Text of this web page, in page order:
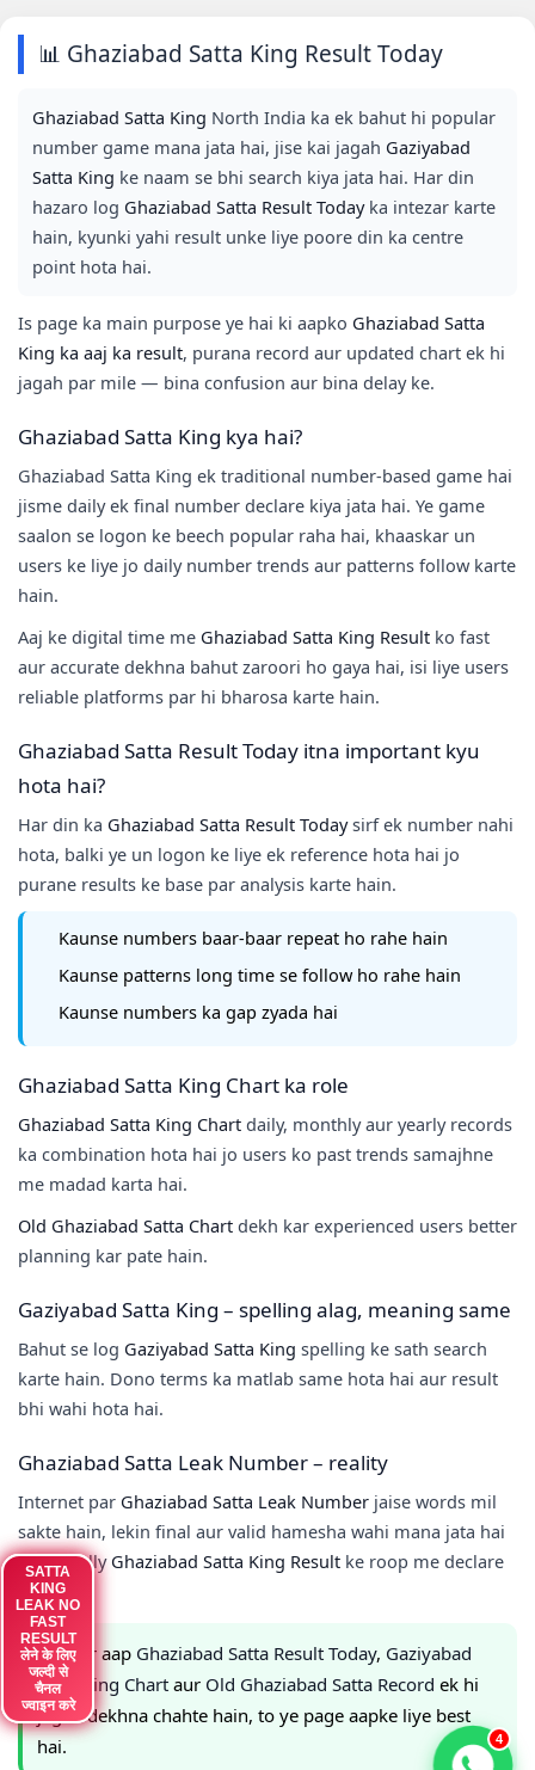
SATTA
KING
LEAK NO
FAST
RESULT
लेने के लिए
जल्दी से
चैनल
ज्वाइन करे
SATTA
KING
LEAK NO
FAST
RESULT
लेने के लिए
जल्दी से
चैनल
ज्वाइन करे
4
📊 Ghaziabad Satta King Result Today
Ghaziabad Satta King North India ka ek bahut hi popular
number game mana jata hai, jise kai jagah Gaziyabad
Satta King ke naam se bhi search kiya jata hai. Har din
hazaro log Ghaziabad Satta Result Todayka intezar karte
hain, kyunki yahi result unke liye poore din ka centre
point hota hai.
Is page ka main purpose ye hai ki aapko Ghaziabad Satta
King ka aaj ka result, purana record aur updated chart ek hi
jagah par mile — bina confusion aur bina delay ke.
Ghaziabad Satta King kya hai?
Ghaziabad Satta King ek traditional number-based game hai
jisme daily ek final number declare kiya jata hai. Ye game
saalon se logon ke beech popular raha hai, khaaskar un
users ke liye jo daily number trends aur patterns follow karte
hain.
Aaj ke digital time me Ghaziabad Satta King Result ko fast
aur accurate dekhna bahut zaroori ho gaya hai, isi liye users
reliable platforms par hi bharosa karte hain.
Ghaziabad Satta Result Today itna important kyu
hota hai?
Har din ka Ghaziabad Satta Result Todaysirf ek number nahi
hota, balki ye un logon ke liye ek reference hota hai jo
purane results ke base par analysis karte hain.
Kaunse numbers baar-baar repeat ho rahe hain
Kaunse patterns long time se follow ho rahe hain
Kaunse numbers ka gap zyada hai
Ghaziabad Satta King Chart ka role
Ghaziabad Satta King Chart daily, monthly aur yearly records
ka combination hota hai jo users ko past trends samajhne
me madad karta hai.
Old Ghaziabad Satta Chart dekh kar experienced users better
planning kar pate hain.
Gaziyabad Satta King – spelling alag, meaning same
Bahut se log Gaziyabad Satta King spelling ke sath search
karte hain. Dono terms ka matlab same hota hai aur result
bhi wahi hota hai.
Ghaziabad Satta Leak Number – reality
Internet par Ghaziabad Satta Leak Number jaise words mil
sakte hain, lekin final aur valid hamesha wahi mana jata hai
jo officially Ghaziabad Satta King Result ke roop me declare
hota hai.
✅ Agar aap Ghaziabad Satta Result Today, Gaziyabad
Satta King Chart aur Old Ghaziabad Satta Record ek hi
jagah dekhna chahte hain, to ye page aapke liye best
hai.